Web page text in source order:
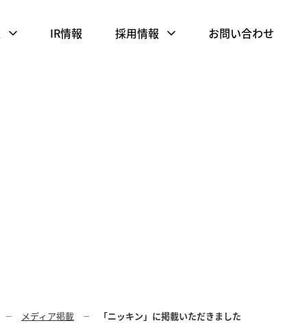
IR情報 採用情報 お問い合わせ
メディア掲載 「ニッキン」に掲載いただきました